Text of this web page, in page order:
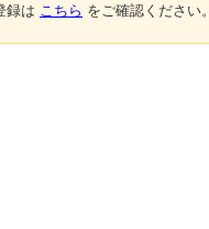
録は こちら をご確認ください。